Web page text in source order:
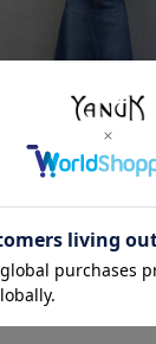
Reina
本部